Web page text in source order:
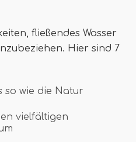
fließendes Wasser
Hier sind 7
so wie die Natur
vielfältigen